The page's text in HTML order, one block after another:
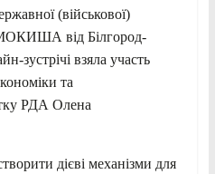
(військової)
від Білгород-
зустрічі взяла участь
та
РДА Олена
дієві механізми для